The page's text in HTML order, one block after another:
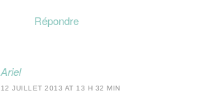
Répondre
Ariel
12 JUILLET 2013 AT 13 H 32 MIN